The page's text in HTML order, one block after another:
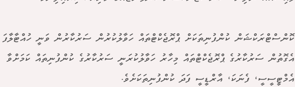
ކޮންސްޓްރަކްޝަން ކުންފުނިތަކަށް ޕްރޮޖެކްޓްތައް ހަވާލުކުރުން ސަރުކާރުން ވަނީ ހުއްޓާލާފަ
އެގޮތުން ސަރުކާރުގެ ޕްރޮޖެކްޓްތައް މިހާރު ހަވާލުކުރަނީ ސަރުކާރުގެ ކުންފުނިތައް ކަމަށްވާ
އެމްޓީސީސީ، ފެނަކަ، އާރްޑީސީ ފަދަ ކުންފުނިތަކަށެވެ.